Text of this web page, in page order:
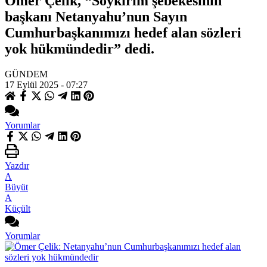
başkanı Netanyahu’nun Sayın
Cumhurbaşkanımızı hedef alan sözleri
yok hükmündedir” dedi.
GÜNDEM
17 Eylül 2025 - 07:27
Yorumlar
Yazdır
A
Büyüt
A
Küçült
Yorumlar